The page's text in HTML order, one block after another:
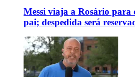
Messi viaja a Rosário para
pai; despedida será